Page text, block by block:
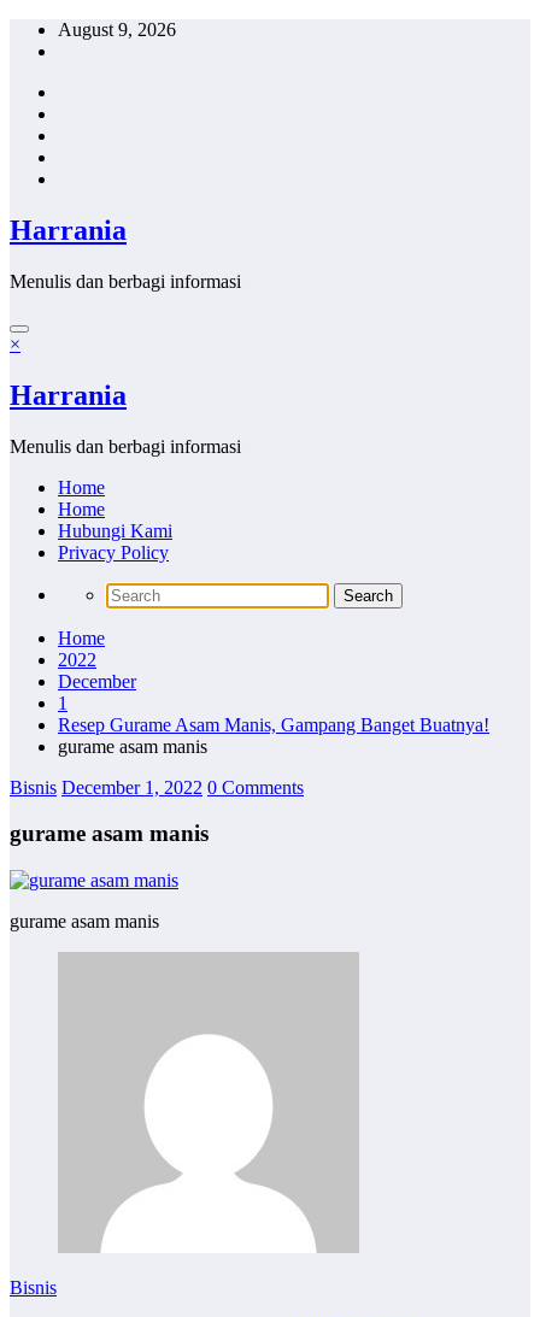
Skip
August 9, 2026
Harrania
Menulis dan berbagi informasi
×
Harrania
Menulis dan berbagi informasi
Home
Home
Hubungi Kami
Privacy Policy
Home
2022
December
1
Resep Gurame Asam Manis, Gampang Banget Buatnya!
gurame asam manis
Bisnis December 1, 2022 0 Comments
gurame asam manis
gurame asam manis
Bisnis